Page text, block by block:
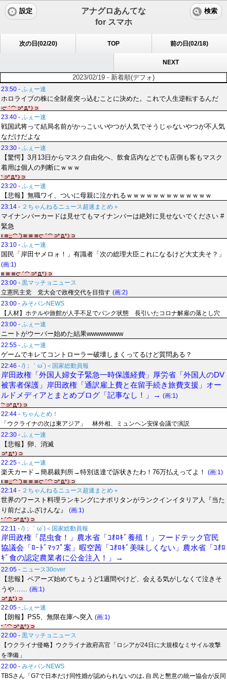
アナグロあんてな
for スマホ
設定 検索
次の日(02/20) TOP 前の日(02/18)
NEXT
2023/02/19 - 新着順(デフォ)
23:50 - ふぇー速
ホロライブの株に全財産突っ込むことに決めた。これで人生逆転するんだ
23:40 - ふぇー速
戦国武将って結局名前がかっこいいやつが人気でそうじゃないやつが不人気
なだけだよな
23:30 - ふぇー速
【驚愕】3月13日からマスク自由化へ、飲食店内などでも店側も客もマスク
着用は個人の判断にｗｗｗ
23:20 - ふぇー速
【悲報】無職ワイ、ついに母親に泣かれるｗｗｗｗｗｗｗｗｗｗｗｗｗ
23:14 - ２ちゃんねるニュース超速まとめ＋
マイナンバーカードは見せてもマイナンバーは絶対に見せないでください #
緊急
23:10 - ふぇー速
国民「岸田ヤメロォ！」有識者「次の総理大臣これになるけど大丈夫そ？」
(画:1)
23:00 - 黒マッチョニュース
立憲民主党 党大会で政権交代を目指す (画:2)
23:00 - みそパンNEWS
【人材】ホテルや旅館が人手不足でパンク状態 長引いたコロナ解雇の落とし穴
23:00 - ふぇー速
ニートがウーバー始めた結果wwwwwwww
22:55 - ふぇー速
ゲームでキレてコントローラー破壊しまくってるけど質問ある？
22:46 - /)；｀ω´)＜国家総動員報
岸田政権「外国人婦女子緊急一時保護経費」厚労省「外国人のDV
被害者保護」岸田政権「通訳雇上費と在留手続き旅費支援」オー
ルドメディアとまとめブログ「記事なし！」→ (画:1)
22:44 - ちゃんとめ！
「ウクライナの次は東アジア」 林外相、ミュンヘン安保会議で演説
22:30 - ふぇー速
【悲報】卵、消滅
22:25 - ふぇー速
楽天カード→簡易裁判所→特別送達で訴状きたわ！76万払えってよ！ (画:1)
22:14 - ２ちゃんねるニュース超速まとめ＋
世界のワースト料理ランキングにナポリタンがランクインイタリア人『当た
り前だよふざけんな』
(画:1)
22:11 - /)；｀ω´)＜国家総動員報
岸田政権「昆虫食！」農水省「ｺｵﾛｷﾞ養殖！」フードテック官民
協議会「ﾛｰﾄﾞﾏｯﾌﾟ案」暇空茜「ｺｵﾛｷﾞ美味しくない」農水省「ｺｵﾛ
ｷﾞ食の認定農業者に公金注入！」→
22:05 - ニュース30over
【悲報】ペアーズ始めてちょうど1週間やけど、会える気がしなくて泣きそ
うや…… (画:1)
22:05 - ふぇー速
【朗報】PS5、無限在庫へ突入 (画:1)
22:00 - 黒マッチョニュース
【ウクライナ侵略】ウクライナ政府高官「ロシアが24日に大規模なミサイル攻撃
を準備」
22:00 - みそパンNEWS
TBSさん「G7で日本だけ同性婚が認められないのは､自.民と懇意の統ー協会が反同